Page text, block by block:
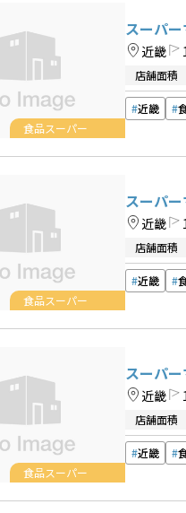
食品スーパー
スーパ
近畿
店舗面積
近畿
食品スーパー
スーパ
近畿
店舗面積
近畿
食品スーパー
スーパ
近畿
店舗面積
近畿